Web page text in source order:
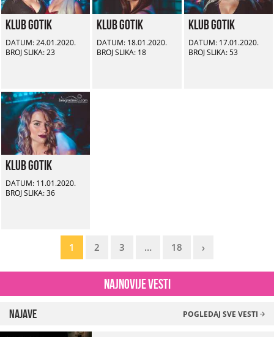
Klub Gotik
DATUM: 24.01.2020.
BROJ SLIKA: 23
Klub Gotik
DATUM: 18.01.2020.
BROJ SLIKA: 18
Klub Gotik
DATUM: 17.01.2020.
BROJ SLIKA: 53
Klub Gotik
DATUM: 11.01.2020.
BROJ SLIKA: 36
1 2 3 … 18 ›
Najnovije vesti
Najave POGLEDAJ SVE VESTI